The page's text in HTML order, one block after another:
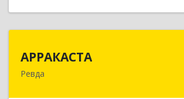
АРРАКАСТА
Ревда623286, Свердловская обл,